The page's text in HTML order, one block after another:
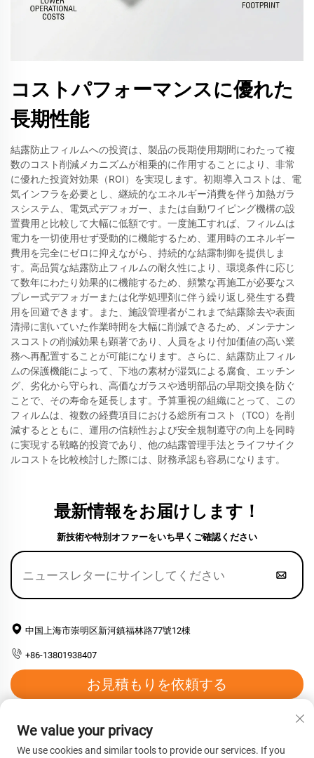
コストパフォーマンスに優れた
長期性能
結露防止フィルムへの投資は、製品の長期使用期間にわたって複
数のコスト削減メカニズムが相乗的に作用することにより、非常
に優れた投資対効果（ROI）を実現します。初期導入コストは、電
気インフラを必要とし、継続的なエネルギー消費を伴う加熱ガラ
スシステム、電気式デフォガー、または自動ワイピング機構の設
置費用と比較して大幅に低額です。一度施工すれば、フィルムは
電力を一切使用せず受動的に機能するため、運用時のエネルギー
費用を完全にゼロに抑えながら、持続的な結露制御を提供しま
す。高品質な結露防止フィルムの耐久性により、環境条件に応じ
て数年にわたり効果的に機能するため、頻繁な再施工が必要なス
プレー式デフォガーまたは化学処理剤に伴う繰り返し発生する費
用を回避できます。また、施設管理者がこれまで結露除去や表面
清掃に割いていた作業時間を大幅に削減できるため、メンテナン
スコストの削減効果も顕著であり、人員をより付加価値の高い業
務へ再配置することが可能になります。さらに、結露防止フィル
ムの保護機能によって、下地の素材が湿気による腐食、エッチン
グ、劣化から守られ、高価なガラスや透明部品の早期交換を防ぐ
ことで、その寿命を延長します。予算重視の組織にとって、この
フィルムは、複数の経費項目における総所有コスト（TCO）を削
減するとともに、運用の信頼性および安全規制遵守の向上を同時
に実現する戦略的投資であり、他の結露管理手法とライフサイク
ルコストを比較検討した際には、財務承認も容易になります。
最新情報をお届けします！
新技術や特別オファーをいち早くご確認ください
中国上海市崇明区新河鎮福林路77號12棟
+86-13801938407
お見積もりを依頼する
We value your privacy
We use cookies and similar tools to provide our services. If you